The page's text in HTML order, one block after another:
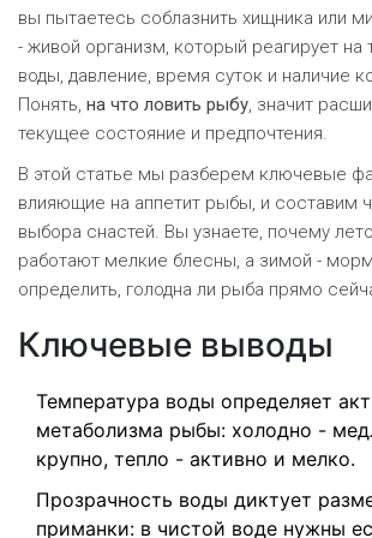
вы пытаетесь соблазнить хищника или
- живой организм, который реагирует на
воды, давление, время суток и наличие
Понять, на что ловить рыбу, значит
текущее состояние и предпочтения.
В этой статье мы разберем ключевые
влияющие на аппетит рыбы, и составим
выбора снастей. Вы узнаете, почему
работают мелкие блесны, а зимой -
определить, голодна ли рыба прямо
Ключевые выводы
Температура воды определяет
метаболизма рыбы: холодно -
крупно, тепло - активно и мелко.
Прозрачность воды диктует
приманки: в чистой воде нужны